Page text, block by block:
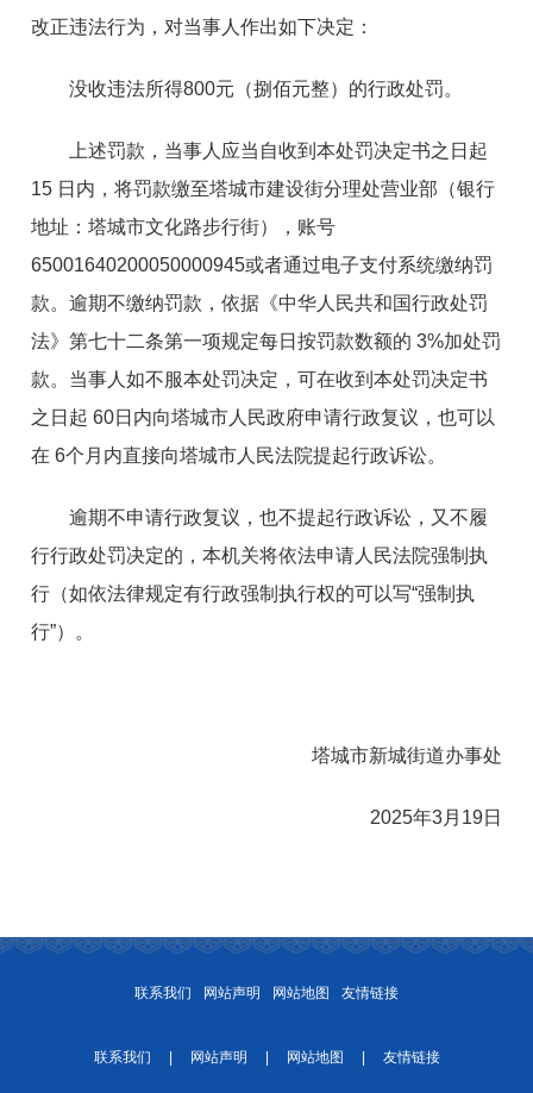
改正违法行为，对当事人作出如下决定：
没收违法所得800元（捌佰元整）的行政处罚。
上述罚款，当事人应当 自收到本处罚决定书之日起
15 日内，将罚款缴至塔城市建设街分理处营业部（银行
地址：塔城市文化路步行街）
，账号
65001640200050000945或者通过电子支付系统缴纳罚
款。逾期不缴纳罚款，依据《中华人民共和国行政处罚
法》第七十二条第一项规定每日按罚款数额的3%加处罚
款。 当事人如不服本处罚决定，可在收到本处罚决定书
之日起60日内向塔城市 人民政府申请行政复议，也可以
在6个月内直接向塔城市 人民法院提起行政诉讼。
逾期不申请行政复议，也不提起行政诉讼，又不履
行行政处罚决定的，本机关将依法申请人民法院强制执
行（如依法律规定有行政强制执行权的可以写“强制执
行”）。
塔城市新城街道办事处
2025年3月19日
联系我们 网站声明 网站地图 友情链接
联系我们 | 网站声明 | 网站地图 | 友情链接